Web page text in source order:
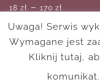
18 zł – 170 zł
Plakat z
– 170 zł
Uwaga! Serwis
Wymagane jest
Kliknij tutaj,
komunikat.